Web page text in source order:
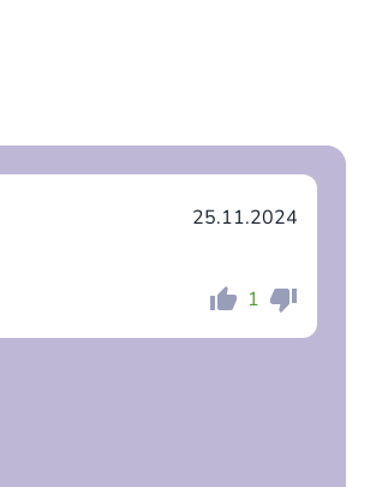
25.11.2024
1